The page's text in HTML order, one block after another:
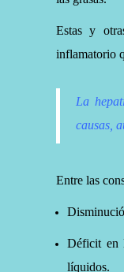
Estas y
inflamatorio
La
causas,
Entre las
Déficit en
líquidos.